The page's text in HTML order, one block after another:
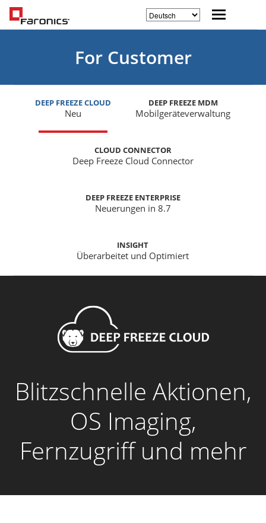
For Customer
DEEP FREEZE CLOUD
Neu
DEEP FREEZE MDM
Mobilgeräteverwaltung
CLOUD CONNECTOR
Deep Freeze Cloud Connector
DEEP FREEZE ENTERPRISE
Neuerungen in 8.7
INSIGHT
Überarbeitet und Optimiert
Blitzschnelle Aktionen,
OS Imaging,
Fernzugriff und mehr